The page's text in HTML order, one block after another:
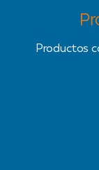
Productos